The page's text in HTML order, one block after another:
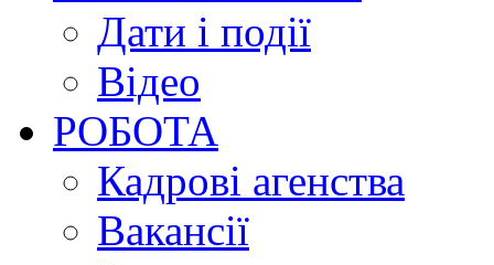
Дати і події
Відео
РОБОТА
Кадрові агенства
Вакансії